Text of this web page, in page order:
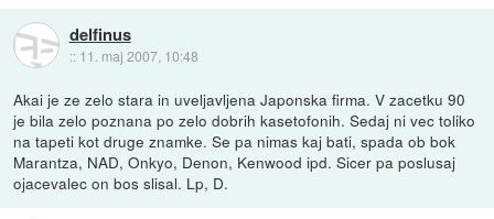
delfinus
:: 11. maj 2007, 10:48
Akai je ze zelo stara in uveljavljena Japonska firma. V zacetku 90
je bila zelo poznana po zelo dobrih kasetofonih. Sedaj ni vec toliko
na tapeti kot druge znamke. Se pa nimas kaj bati, spada ob bok
Marantza, NAD, Onkyo, Denon, Kenwood ipd. Sicer pa poslusaj
ojacevalec on bos slisal. Lp, D.